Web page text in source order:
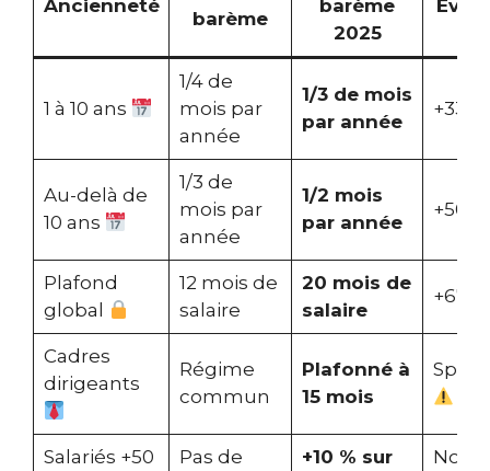
Ancienneté
barème
barème
2025
1 à 10 ans
1/4 de
mois par
année
1/3 de mois
par année
+33 %
Au-delà de
10 ans
1/3 de
mois par
année
1/2 mois
par année
+50
Plafond
global
12 mois de
salaire
20 mois de
salaire
+67
Cadres
dirigeants
Régime
commun
Plafonné à
15 mois
Salariés +50
Pas de
+10 % sur